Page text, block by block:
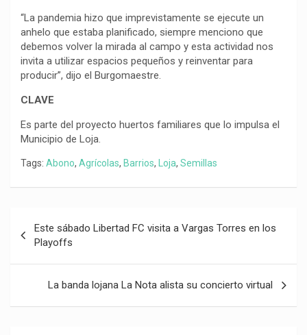
“La pandemia hizo que imprevistamente se ejecute un
anhelo que estaba planificado, siempre menciono que
debemos volver la mirada al campo y esta actividad nos
invita a utilizar espacios pequeños y reinventar para
producir”, dijo el Burgomaestre.
CLAVE
Es parte del proyecto huertos familiares que lo impulsa el
Municipio de Loja.
Tags: Abono, Agrícolas, Barrios, Loja, Semillas
de
entradas
Este sábado Libertad FC visita a Vargas Torres en los
Playoffs
La banda lojana La Nota alista su concierto virtual